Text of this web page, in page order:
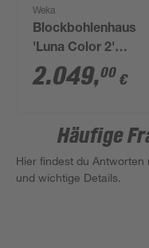
Weka
Blockbohlenhaus
'Luna Color 2'
naturfarben
2.049,00 €
Häufige
Hier findest du
und wichtige Details.